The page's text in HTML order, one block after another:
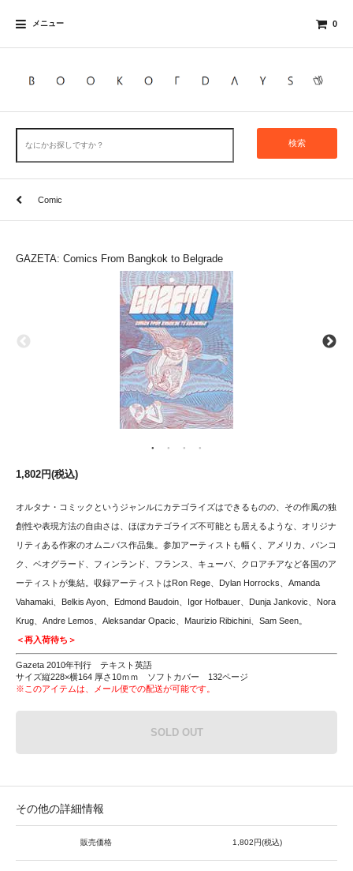
メニュー 0
検索
Comic
GAZETA: Comics From Bangkok to Belgrade
1,802円(税込)
オルタナ・コミックというジャンルにカテゴライズはできるものの、その作風の独
創性や表現方法の自由さは、ほぼカテゴライズ不可能とも居えるような、オリジナ
リティある作家のオムニバス作品集。参加アーティストも幅く、アメリカ、バンコ
ク、ベオグラード、フィンランド、フランス、キューバ、クロアチアなど各国のア
ーティストが集結。収録アーティストはRon Rege、Dylan Horrocks、Amanda
Vahamaki、Belkis Ayon、Edmond Baudoin、Igor Hofbauer、Dunja Jankovic、Nora
Krug、Andre Lemos、Aleksandar Opacic、Maurizio Ribichini、Sam Seen。
＜再入荷待ち＞
Gazeta 2010年刊行 テキスト英語
サイズ縦228×横164 厚さ10ｍｍ ソフトカバー 132ページ
※このアイテムは、メール便での配送が可能です。
SOLD OUT
その他の詳細情報
販売価格 1,802円(税込)